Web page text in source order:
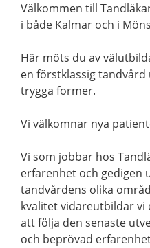
Välkommen till
i både Kalmar och i
Här möts du av
en förstklassig
trygga former.
Vi välkomnar nya
Vi som jobbar hos
erfarenhet och gedigen
tandvårdens olika
kvalitet vidareutbildar
att följa den senaste
och beprövad